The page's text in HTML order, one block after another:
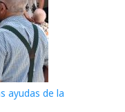
ayudas de la